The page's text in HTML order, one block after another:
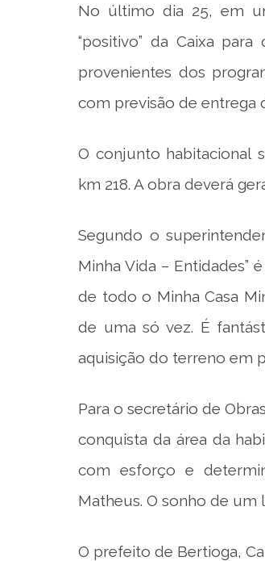
No último dia 25, em
“positivo” da Caixa
provenientes dos
com previsão de entrega
O conjunto habitacional
km 218. A obra deverá
Segundo o
Minha Vida – Entidades”
de todo o Minha Casa
de uma só vez. É
aquisição do terreno em
Para o secretário de
conquista da área da
com esforço e
Matheus. O sonho de um
O prefeito de Bertioga,